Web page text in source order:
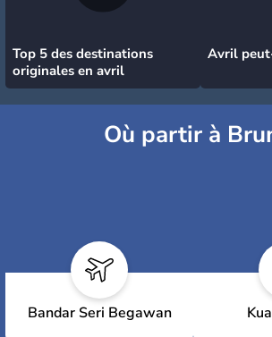
Top 5 des destinations
originales en avril
Avril
Où partir à
Bandar Seri Begawan